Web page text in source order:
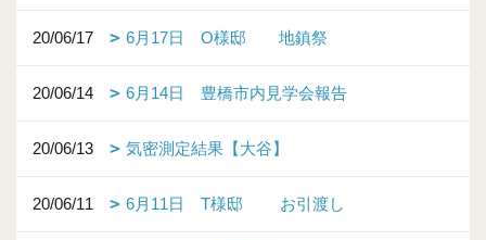
20/06/17 6月17日 O様邸 地鎮祭
20/06/14 6月14日 豊橋市内見学会報告
20/06/13 気密測定結果【大谷】
20/06/11 6月11日 T様邸 お引渡し